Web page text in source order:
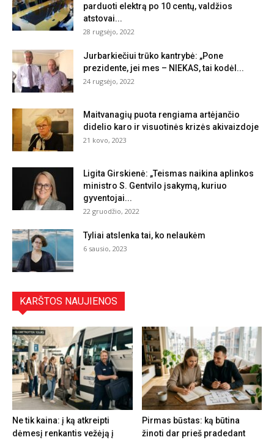
parduoti elektrą po 10 centų, valdžios
atstovai...
28 rugsėjo, 2022
Jurbarkiečiui trūko kantrybė: „Pone
prezidente, jei mes – NIEKAS, tai kodėl...
24 rugsėjo, 2022
Maitvanagių puota rengiama artėjančio
didelio karo ir visuotinės krizės akivaizdoje
21 kovo, 2023
Ligita Girskienė: „Teismas naikina aplinkos
ministro S. Gentvilo įsakymą, kuriuo
gyventojai...
22 gruodžio, 2022
Tyliai atslenka tai, ko nelaukėm
6 sausio, 2023
KARŠTOS NAUJIENOS
Ne tik kaina: į ką atkreipti
dėmesį renkantis vežėją į
Pirmas būstas: ką būtina
žinoti dar prieš pradedant